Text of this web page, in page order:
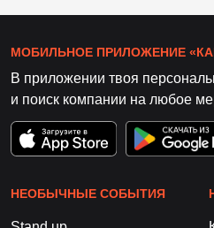
МОБИЛЬНОЕ ПРИЛОЖЕНИЕ
В приложении твоя
и поиск компании на любое
НЕОБЫЧНЫЕ СОБЫТИЯ